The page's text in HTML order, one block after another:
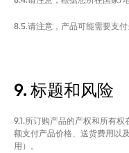
8.5.请注意，产品可能需要支付
9. 标题和风险
9.1.所订购产品的产权和所有
额支付产品价格、送货费用以
用）。